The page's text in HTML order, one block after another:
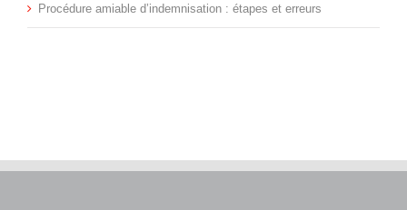
médecin
Procédure amiable d’indemnisation : étapes et erreurs